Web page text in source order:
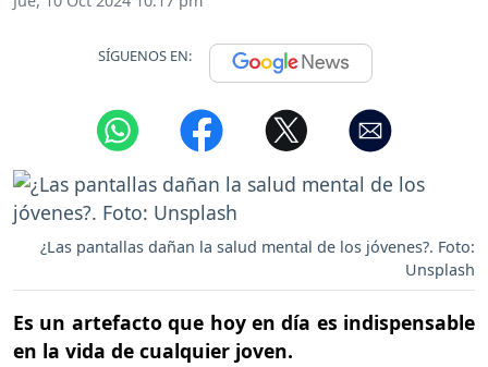
SÍGUENOS EN:
¿Las pantallas dañan la salud mental de los jóvenes?. Foto:
Unsplash
Es un artefacto que hoy en día es indispensable
en la vida de cualquier joven.